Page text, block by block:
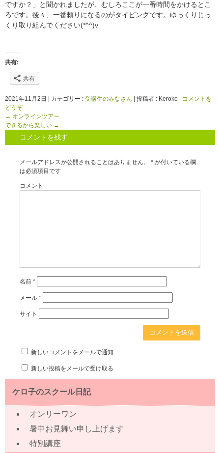
ですか？」と聞かれましたが、むしろここが一番時間をかけるとこ
ろです。後々、一番頼りになるのがタイピングです。ゆっくりじっ
くり取り組んでください(*^^)v
共有:
共有
2021年11月2日 | カテゴリー : 受講生のみなさん | 投稿者 : Keroko | コメントを
どうぞ
← オンラインツアー
できるから楽しい →
コメントを残す
メールアドレスが公開されることはありません。 * が付いている欄
は必須項目です
コメント
名前 *
メール *
サイト
新しいコメントをメールで通知
新しい投稿をメールで受け取る
ケロ子のスクール日記
オンリーワン
暑中お見舞い申し上げます
特別講座